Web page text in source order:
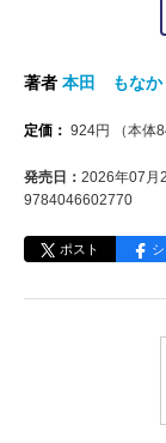
著者 本田 もなか
定価： 924円 （本体
発売日： 2026年07月
9784046602770
ポスト